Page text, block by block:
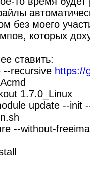
без моего
которых
ставить:
--recursive https://
1.7.0_Linux
update --init
--without-